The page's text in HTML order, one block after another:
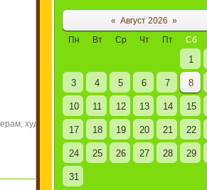
художникам,
Скачать
« Август 2026 »
Пн
Вт Ср Чт Пт Сб
1
3 4 5 6 7 8
10 11 12 13 14 15
17 18 19 20 21 22
24 25 26 27 28 29
31